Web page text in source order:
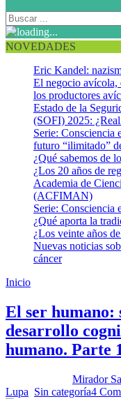
NOVEDADES
Eric Kandel:
El negocio avícola,
los productores
Estado de la
(SOFI) 2025:
Serie:
futuro “ilimitado”
¿Qué sabemos de
¿Los 20 años de
Academia de
(ACFIMAN)
Serie: Consciencia
¿Qué aporta la
¿Los veinte años
Nuevas noticias
cáncer
Inicio
El ser humano:
desarrollo
humano. Parte
Mirador
Lupa Sin categoría4